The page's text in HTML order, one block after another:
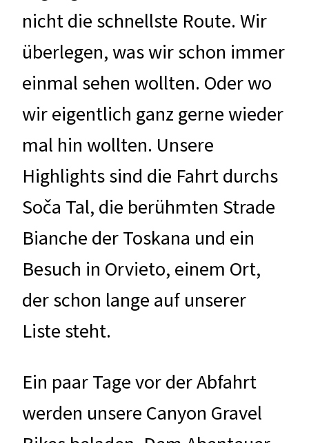
nicht die schnellste Route. Wir
überlegen, was wir schon immer
einmal sehen wollten. Oder wo
wir eigentlich ganz gerne wieder
mal hin wollten. Unsere
Highlights sind die Fahrt durchs
Soča Tal, die berühmten Strade
Bianche der Toskana und ein
Besuch in Orvieto, einem Ort,
der schon lange auf unserer
Liste steht.
Ein paar Tage vor der Abfahrt
werden unsere Canyon Gravel